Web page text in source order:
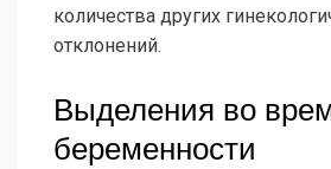
количества других
отклонений.
Выделения во
беременности